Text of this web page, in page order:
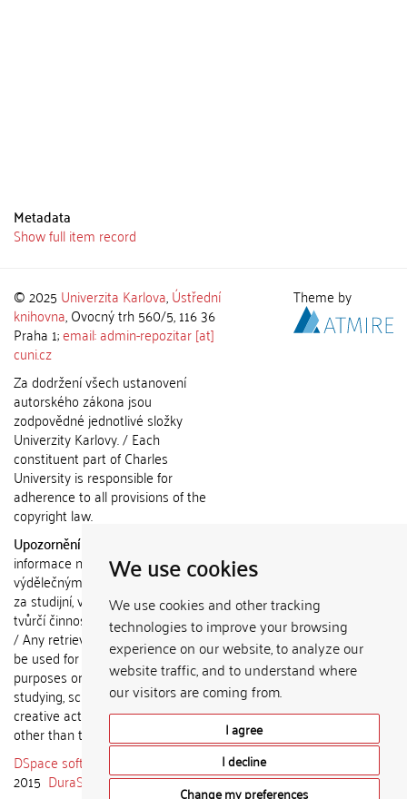
We use cookies
We use cookies and other tracking
technologies to improve your browsing
experience on our website, to analyze our
website traffic, and to understand where
our visitors are coming from.
I agree
I decline
Change my preferences
Metadata
Show full item record
© 2025 Univerzita Karlova,Ústřední
knihovna, Ovocný trh 560/5, 116 36
Praha 1;email: admin-repozitar [at]
cuni.cz
Za dodržení všech ustanovení
autorského zákona jsou
zodpovědné jednotlivé složky
Univerzity Karlovy. / Each
constituent part of Charles
University is responsible for
adherence to all provisions of the
copyright law.
Upozornění / Notice:
informace nemohou být použity k
výdělečným účelům nebo vydávány
za studijní, vědeckou nebo jinou
tvůrčí činnost jiné osoby než autora.
/ Any retrieved information shall not
be used for any commercial
purposes or claimed as results of
studying, scientific or any other
creative activities of any person
other than the author.
DSpace software
2015 DuraSpace
Theme by